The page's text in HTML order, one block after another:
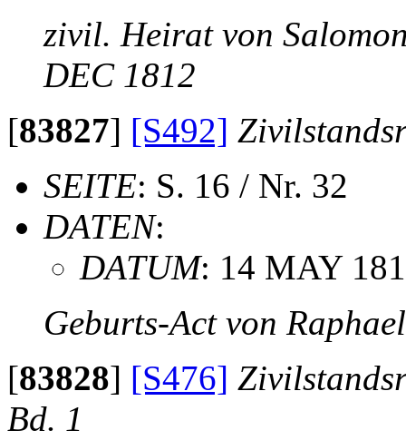
zivil. Heirat von
DEC 1812
[83827] [S492]
SEITE: S. 16 / Nr. 32
DATEN:
DATUM: 14 MAY
Geburts-Act von
[83828] [S476]
Bd. 1